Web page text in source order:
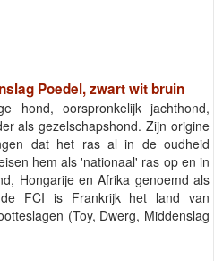
Poedel, zwart wit bruin
hond, oorspronkelijk jachthond,
als gezelschapshond. Zijn origine
dat het ras al in de oudheid
hem als 'nationaal' ras op en in
Hongarije en Afrika genoemd als
FCI is Frankrijk het land van
(Toy, Dwerg, Middenslag